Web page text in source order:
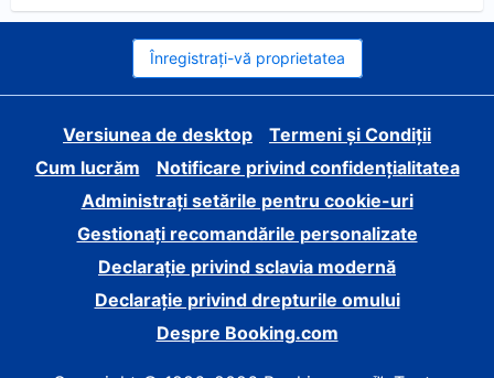
Înregistrați-vă proprietatea
Versiunea de desktop
Termeni și Condiții
Cum lucrăm
Notificare privind confidențialitatea
Administrați setările pentru cookie-uri
Gestionați recomandările personalizate
Declarație privind sclavia modernă
Declarație privind drepturile omului
Despre Booking.com